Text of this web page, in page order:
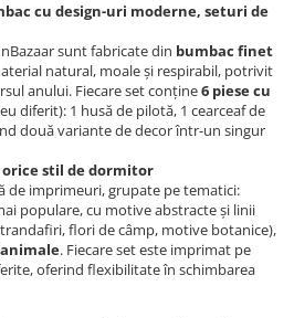
cu design-uri moderne, seturi de
sunt fabricate din bumbac finet
natural, moale și respirabil, potrivit
anului. Fiecare set conține6 piese cu
diferit): 1 husă de pilotă, 1 cearceaf de
două variante de decor într-un singur
stil de dormitor
de imprimeuri, grupate pe tematici:
populare, cu motive abstracte și linii
flori de câmp, motive botanice),
animale. Fiecare set este imprimat pe
oferind flexibilitate în schimbarea